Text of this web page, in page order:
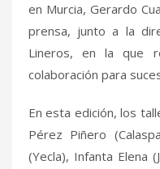
en Murcia, Gerardo
prensa, junto a la
Lineros, en la que
colaboración para
En esta edición, los
Pérez Piñero
(Yecla), Infanta Elena